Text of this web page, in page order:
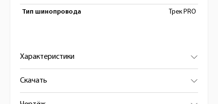
Тип шинопровода Трек PRO
Характеристики
Скачать